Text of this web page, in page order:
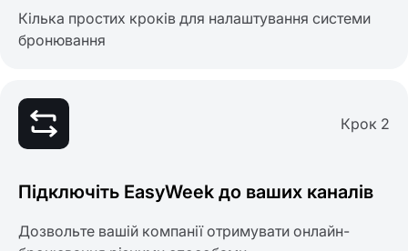
Кілька простих кроків для налаштування системи
бронювання
Крок 2
Підключіть EasyWeek до ваших каналів
Дозвольте вашій компанії отримувати онлайн-